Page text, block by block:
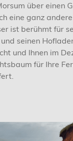
über einen
eine ganz
ist berühmt für
seinen
und Ihnen im
für Ihre